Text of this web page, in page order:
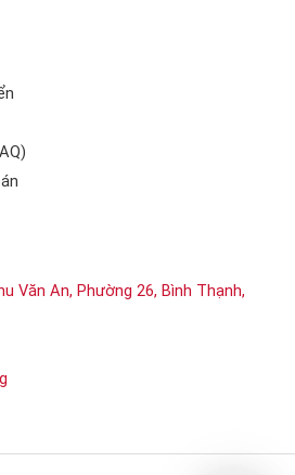
Văn An, Phường 26, Bình Thạnh,